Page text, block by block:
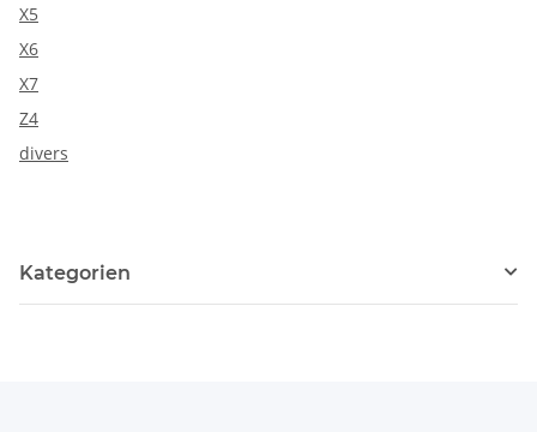
X5
X6
X7
Z4
divers
Kategorien